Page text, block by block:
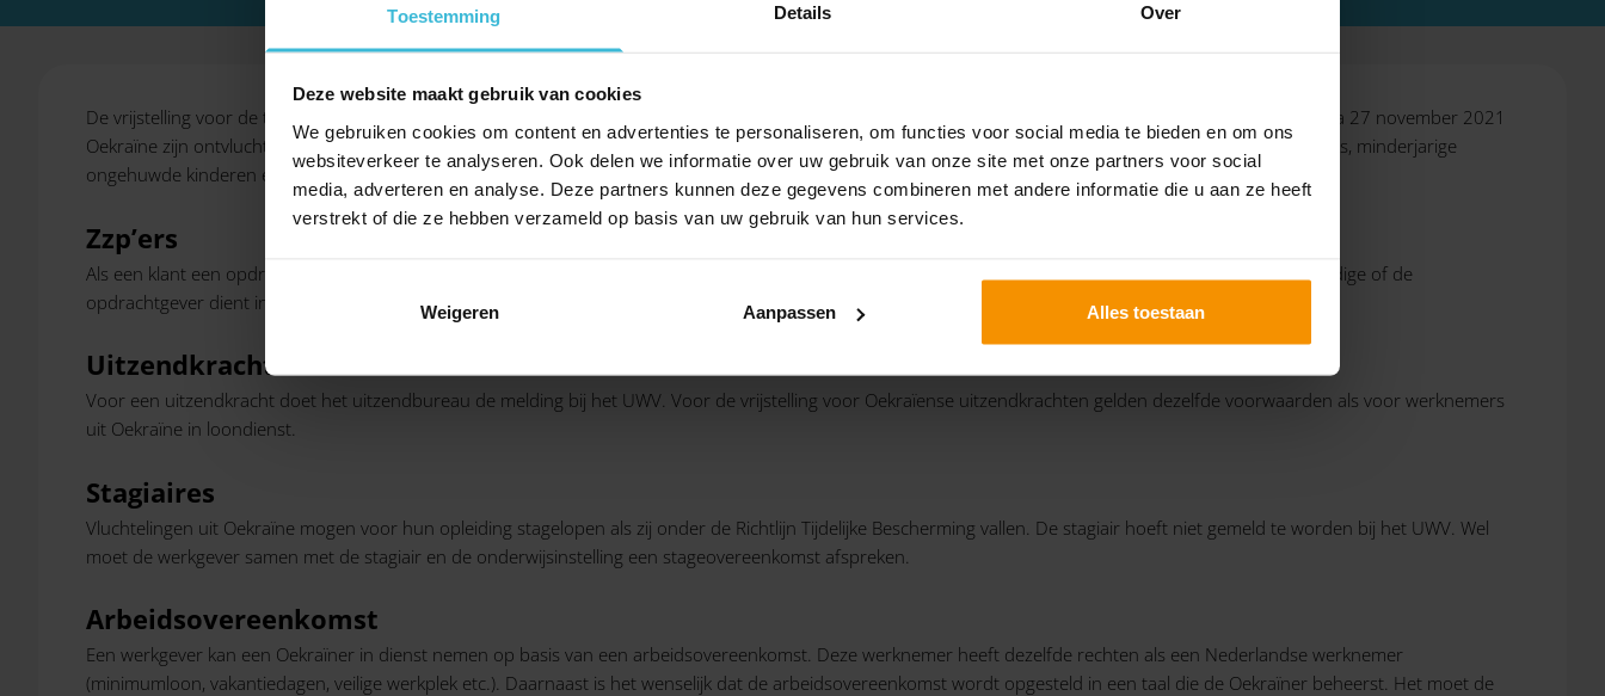
Toestemming Details Over
Deze website maakt gebruik van cookies
We gebruiken cookies om content en advertenties te personaliseren, om functies voor social media te bieden en om ons
websiteverkeer te analyseren. Ook delen we informatie over uw gebruik van onze site met onze partners voor social
media, adverteren en analyse. Deze partners kunnen deze gegevens combineren met andere informatie die u aan ze heeft
verstrekt of die ze hebben verzameld op basis van uw gebruik van hun services.
Weigeren Aanpassen Alles toestaan
De vrijstelling voor de tewerkstellingsvergunning geldt voor personen met de Oekraïense nationaliteit die op 23 februari 2022 in Oekraïne verbleven, op of na 27 november 2021
Oekraïne zijn ontvlucht of wanneer zij kunnen aantonen dat zij voor 27 november 2021 al in Nederland verbleven. Ook komen gezinsleden (huwelijkspartners, minderjarige
ongehuwde kinderen en andere naasten familieleden) van de hierboven genoemde personen in aanmerking voor de vrijstelling.
Zzp’ers
Als een klant een opdracht wil geven aan een Oekraïense vluchteling die werkt als zzp’er, dan moet deze beschikken over een verblijfsvergunning als zelfstandige of de
opdrachtgever dient in het bezit te zijn van een tewerkstellingsvergunning.
Uitzendkrachten
Voor een uitzendkracht doet het uitzendbureau de melding bij het UWV. Voor de vrijstelling voor Oekraïense uitzendkrachten gelden dezelfde voorwaarden als voor werknemers
uit Oekraïne in loondienst.
Stagiaires
Vluchtelingen uit Oekraïne mogen voor hun opleiding stagelopen als zij onder de Richtlijn Tijdelijke Bescherming vallen. De stagiair hoeft niet gemeld te worden bij het UWV. Wel
moet de werkgever samen met de stagiair en de onderwijsinstelling een stageovereenkomst afspreken.
Arbeidsovereenkomst
Een werkgever kan een Oekraïner in dienst nemen op basis van een arbeidsovereenkomst. Deze werknemer heeft dezelfde rechten als een Nederlandse werknemer
(minimumloon, vakantiedagen, veilige werkplek etc.). Daarnaast is het wenselijk dat de arbeidsovereenkomst wordt opgesteld in een taal die de Oekraïner beheerst. Het moet de